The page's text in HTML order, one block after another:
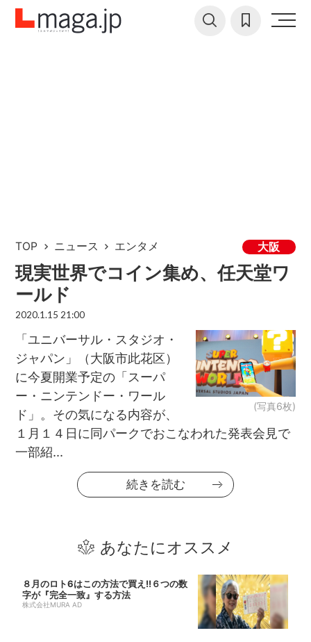
TOP ニュース エンタメ 大阪
現実世界でコイン集め、任天堂ワ
ールド
2020.1.15 21:00
(写真6枚)
「ユニバーサル・スタジオ・
ジャパン」（大阪市此花区）
に今夏開業予定の「スーパ
ー・ニンテンドー・ワール
ド」。その気になる内容が、
１月１４日に同パークでおこなわれた発表会見で
一部紹...
続きを読む
あなたにオススメ
８月のロト6はこの方法で買え!!６つの数
字が『完全一致』する方法
株式会社MURA AD